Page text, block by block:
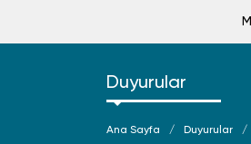
Duyurular
Ana Sayfa Duyurular